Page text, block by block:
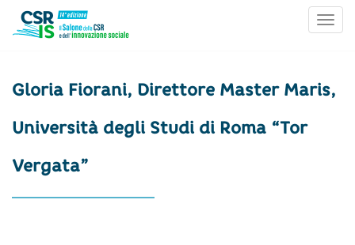
Gloria Fiorani, Direttore Master Maris,
Università degli Studi di Roma “Tor
Vergata”